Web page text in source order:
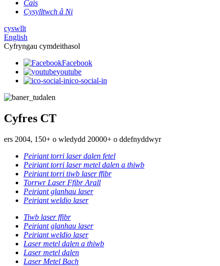
Cais
Cysylltwch â Ni
cyswllt
English
Cyfryngau cymdeithasol
Facebook
youtube
ico-social-in
Cyfres CT
ers 2004, 150+ o wledydd 20000+ o ddefnyddwyr
Peiriant torri laser dalen fetel
Peiriant torri laser metel dalen a thiwb
Peiriant torri tiwb laser ffibr
Torrwr Laser Ffibr Arall
Peiriant glanhau laser
Peiriant weldio laser
Tiwb laser ffibr
Peiriant glanhau laser
Peiriant weldio laser
Laser metel dalen a thiwb
Laser metel dalen
Laser Metel Bach